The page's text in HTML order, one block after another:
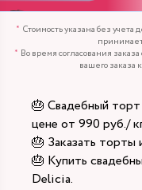
Стоимость указана без
Во время согласования
вашего заказа
🎂 Свадебный
цене от 990 руб./
🎂 Заказать торты
🎂 Купить
Delicia.